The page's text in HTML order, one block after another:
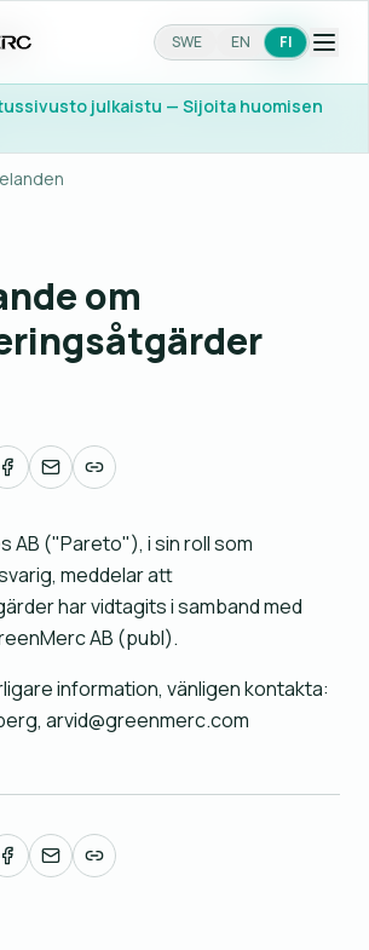
SWE EN FI
julkaistu — Sijoita huomisen
om
AB ("Pareto"), i sin roll som
meddelar att
har vidtagits i samband med
AB (publ).
information, vänligen kontakta:
arvid@greenmerc.com
SWE EN FI
julkaistu — Sijoita huomisen